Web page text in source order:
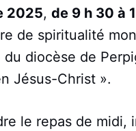
2025, de 9 h 30 à
de spiritualité
diocèse de
Jésus-Christ ».
le repas de midi,